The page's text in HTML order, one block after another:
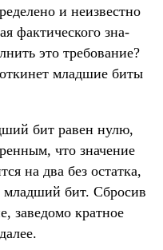
и неиз­вес­тно
фак­тичес­кого зна­
это тре­бова­ние?
млад­шие биты
бит равен нулю,
что зна­чение
на два без остатка,
млад­ший бит. Сбро­сив
заведо­мо крат­ное